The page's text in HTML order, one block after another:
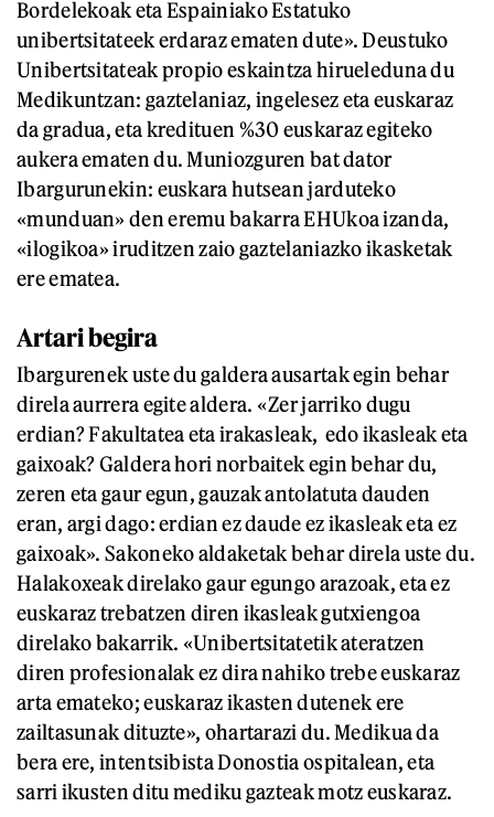
Bordelekoak eta Espainiako Estatuko
unibertsitateek erdaraz ematen dute». Deustuko
Unibertsitateak propio eskaintza hirueleduna du
Medikuntzan: gaztelaniaz, ingelesez eta euskaraz
da gradua, eta kredituen %30 euskaraz egiteko
aukera ematen du. Muniozguren bat dator
Ibargurunekin: euskara hutsean jarduteko
«munduan» den eremu bakarra EHUkoa izanda,
«ilogikoa» iruditzen zaio gaztelaniazko ikasketak
ere ematea.
Artari begira
Ibargurenek uste du galdera ausartak egin behar
direla aurrera egite aldera. «Zer jarriko dugu
erdian? Fakultatea eta irakasleak, edo ikasleak eta
gaixoak? Galdera hori norbaitek egin behar du,
zeren eta gaur egun, gauzak antolatuta dauden
eran, argi dago: erdian ez daude ez ikasleak eta ez
gaixoak». Sakoneko aldaketak behar direla uste du.
Halakoxeak direlako gaur egungo arazoak, eta ez
euskaraz trebatzen diren ikasleak gutxiengoa
direlako bakarrik. «Unibertsitatetik ateratzen
diren profesionalak ez dira nahiko trebe euskaraz
arta emateko; euskaraz ikasten dutenek ere
zailtasunak dituzte», ohartarazi du. Medikua da
bera ere, intentsibista Donostia ospitalean, eta
sarri ikusten ditu mediku gazteak motz euskaraz.